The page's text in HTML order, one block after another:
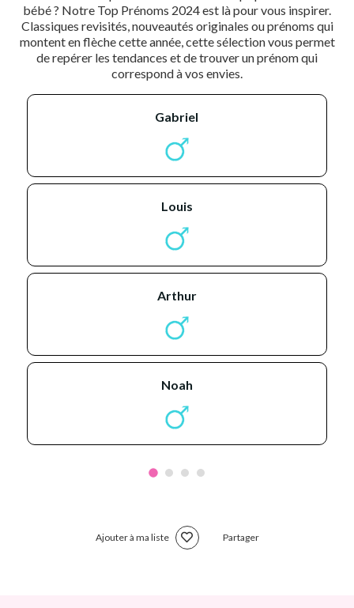
bébé ? Notre Top Prénoms 2024 est là pour vous inspirer.
Classiques revisités, nouveautés originales ou prénoms qui
montent en flèche cette année, cette sélection vous permet
de repérer les tendances et de trouver un prénom qui
correspond à vos envies.
gabriel
louis
arthur
noah
Ajouter à ma liste Partager